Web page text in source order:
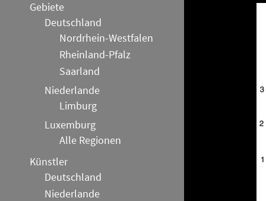
Gebiete
Deutschland
Nordrhein-Westfalen
Rheinland-Pfalz
Saarland
Niederlande
Limburg
Luxemburg
Alle Regionen
Künstler
Deutschland
Niederlande